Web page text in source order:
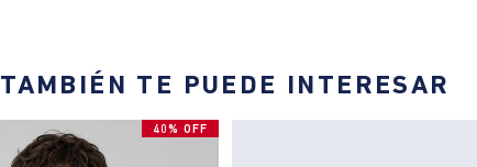
TAMBIÉN TE PUEDE INTERESAR
40% OFF